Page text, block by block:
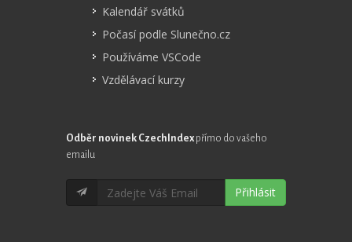
Kalendář svátků
Počasí podle Slunečno.cz
Používáme VSCode
Vzdělávací kurzy
Odběr novinek CzechIndex přímo do vašeho
emailu
Přihlásit